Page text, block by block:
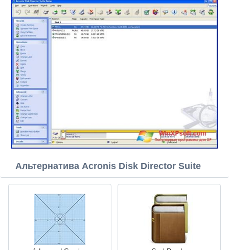
Альтернатива Acronis Disk Director Suite